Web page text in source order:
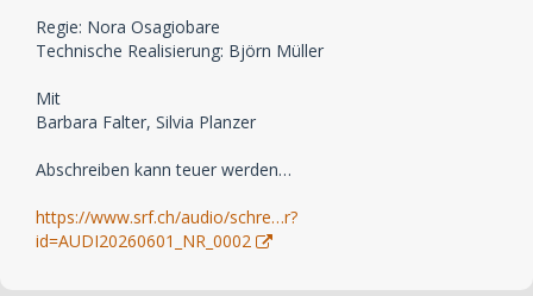
Regie: Nora Osagiobare
Technische Realisierung: Björn Müller
Mit
Barbara Falter, Silvia Planzer
Abschreiben kann teuer werden…
https://www.srf.ch/audio/schre…r?
id=AUDI20260601_NR_0002